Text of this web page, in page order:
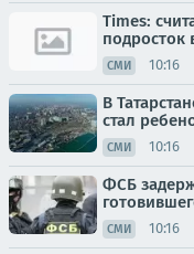
Times:
подросток
СМИ 10:16
В
стал
СМИ 10:16
ФСБ
СМИ 10:16